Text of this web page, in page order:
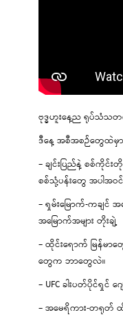
ဗုဒ္ဓဟူးနေ့ည ရုပ်သံသတ
ဒီနေ့ အစီအစဉ်တွေထဲမှ
– ချင်းပြည်နဲ့ စစ်ကိုင်
စစ်သုံ့ပန်းတွေ အပါအ
– ရှမ်းမြောက်-ကချ
အမြောက်အများ တိုးချဲ့
– ထိုင်းရောက် မြန်
တွေက ဘာတွေလဲ။
– UFC ခါးပတ်ပိုင်ရှင်
– အမေရိကား-တရုတ်